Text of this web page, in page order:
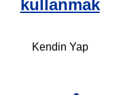
kullanmak
Kendin Yap